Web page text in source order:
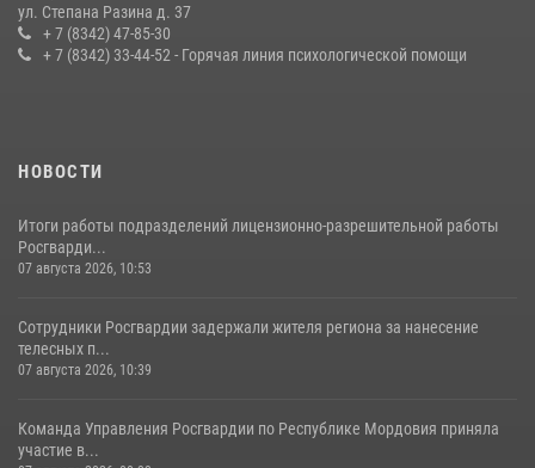
конкурса профмастерства в Саранске
23 июля 2026, 11:54 4
ул. Степана Разина д. 37
+ 7 (8342) 47-85-30
+ 7 (8342) 33-44-52 - Горячая линия психологической помощи
НОВОСТИ
Итоги работы подразделений лицензионно-разрешительной работы
Росгварди...
07 августа 2026, 10:53
Сотрудники Росгвардии задержали жителя региона за нанесение
телесных п...
07 августа 2026, 10:39
Команда Управления Росгвардии по Республике Мордовия приняла
участие в...